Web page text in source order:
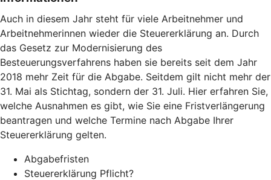
Auch in diesem Jahr steht für viele Arbeitnehmer und
Arbeitnehmerinnen wieder die Steuererklärung an. Durch
das Gesetz zur Modernisierung des
Besteuerungsverfahrens haben sie bereits seit dem Jahr
2018 mehr Zeit für die Abgabe. Seitdem gilt nicht mehr der
31. Mai als Stichtag, sondern der 31. Juli. Hier erfahren Sie,
welche Ausnahmen es gibt, wie Sie eine Fristverlängerung
beantragen und welche Termine nach Abgabe Ihrer
Steuererklärung gelten.
Abgabefristen
Steuererklärung Pflicht?